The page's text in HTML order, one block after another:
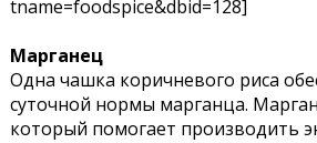
tname=foodspice&dbid=128]
Марганец
Одна чашка коричневого риса
суточной нормы марганца.
который помогает производить